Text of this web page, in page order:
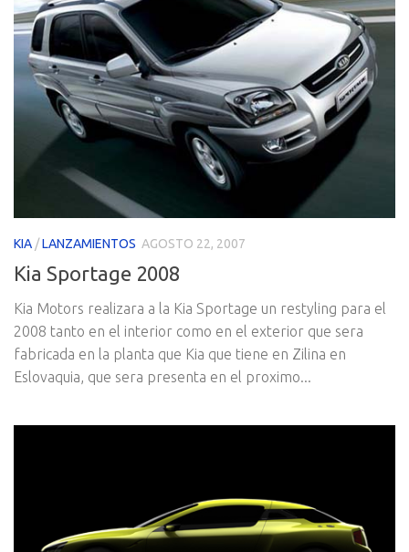
KIA /LANZAMIENTOS AGOSTO 22, 2007
Kia Sportage 2008
Kia Motors realizara a la Kia Sportage un restyling para el
2008 tanto en el interior como en el exterior que sera
fabricada en la planta que Kia que tiene en Zilina en
Eslovaquia, que sera presenta en el proximo...